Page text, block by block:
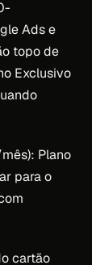
Ads e
topo de
Exclusivo
Plano
para o
cartão